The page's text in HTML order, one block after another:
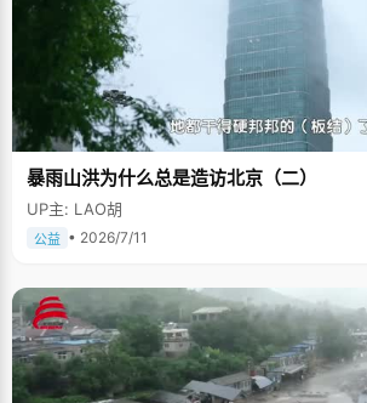
暴雨山洪为什么总是造访北京（二）
UP主: LAO胡
公益 • 2026/7/11